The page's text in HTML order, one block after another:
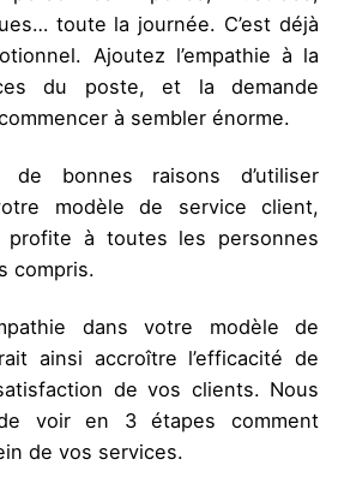
toute la journée. C’est déjà
Ajoutez l’empathie à la
du poste, et la demande
à sembler énorme.
bonnes raisons d’utiliser
modèle de service client,
profite à toutes les personnes
compris.
dans votre modèle de
ainsi accroître l’efficacité de
de vos clients. Nous
voir en 3 étapes comment
de vos services.